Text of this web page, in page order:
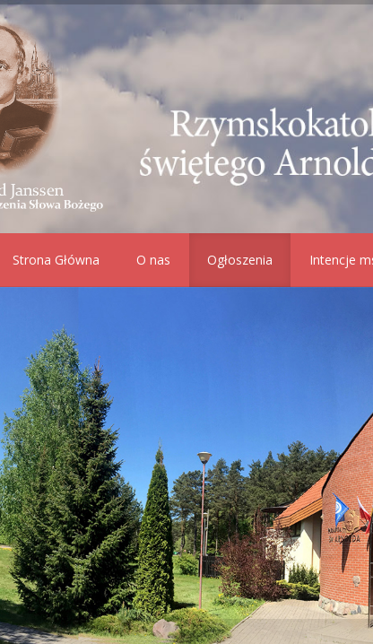
Strona Główna O nas Ogłoszenia Intencje